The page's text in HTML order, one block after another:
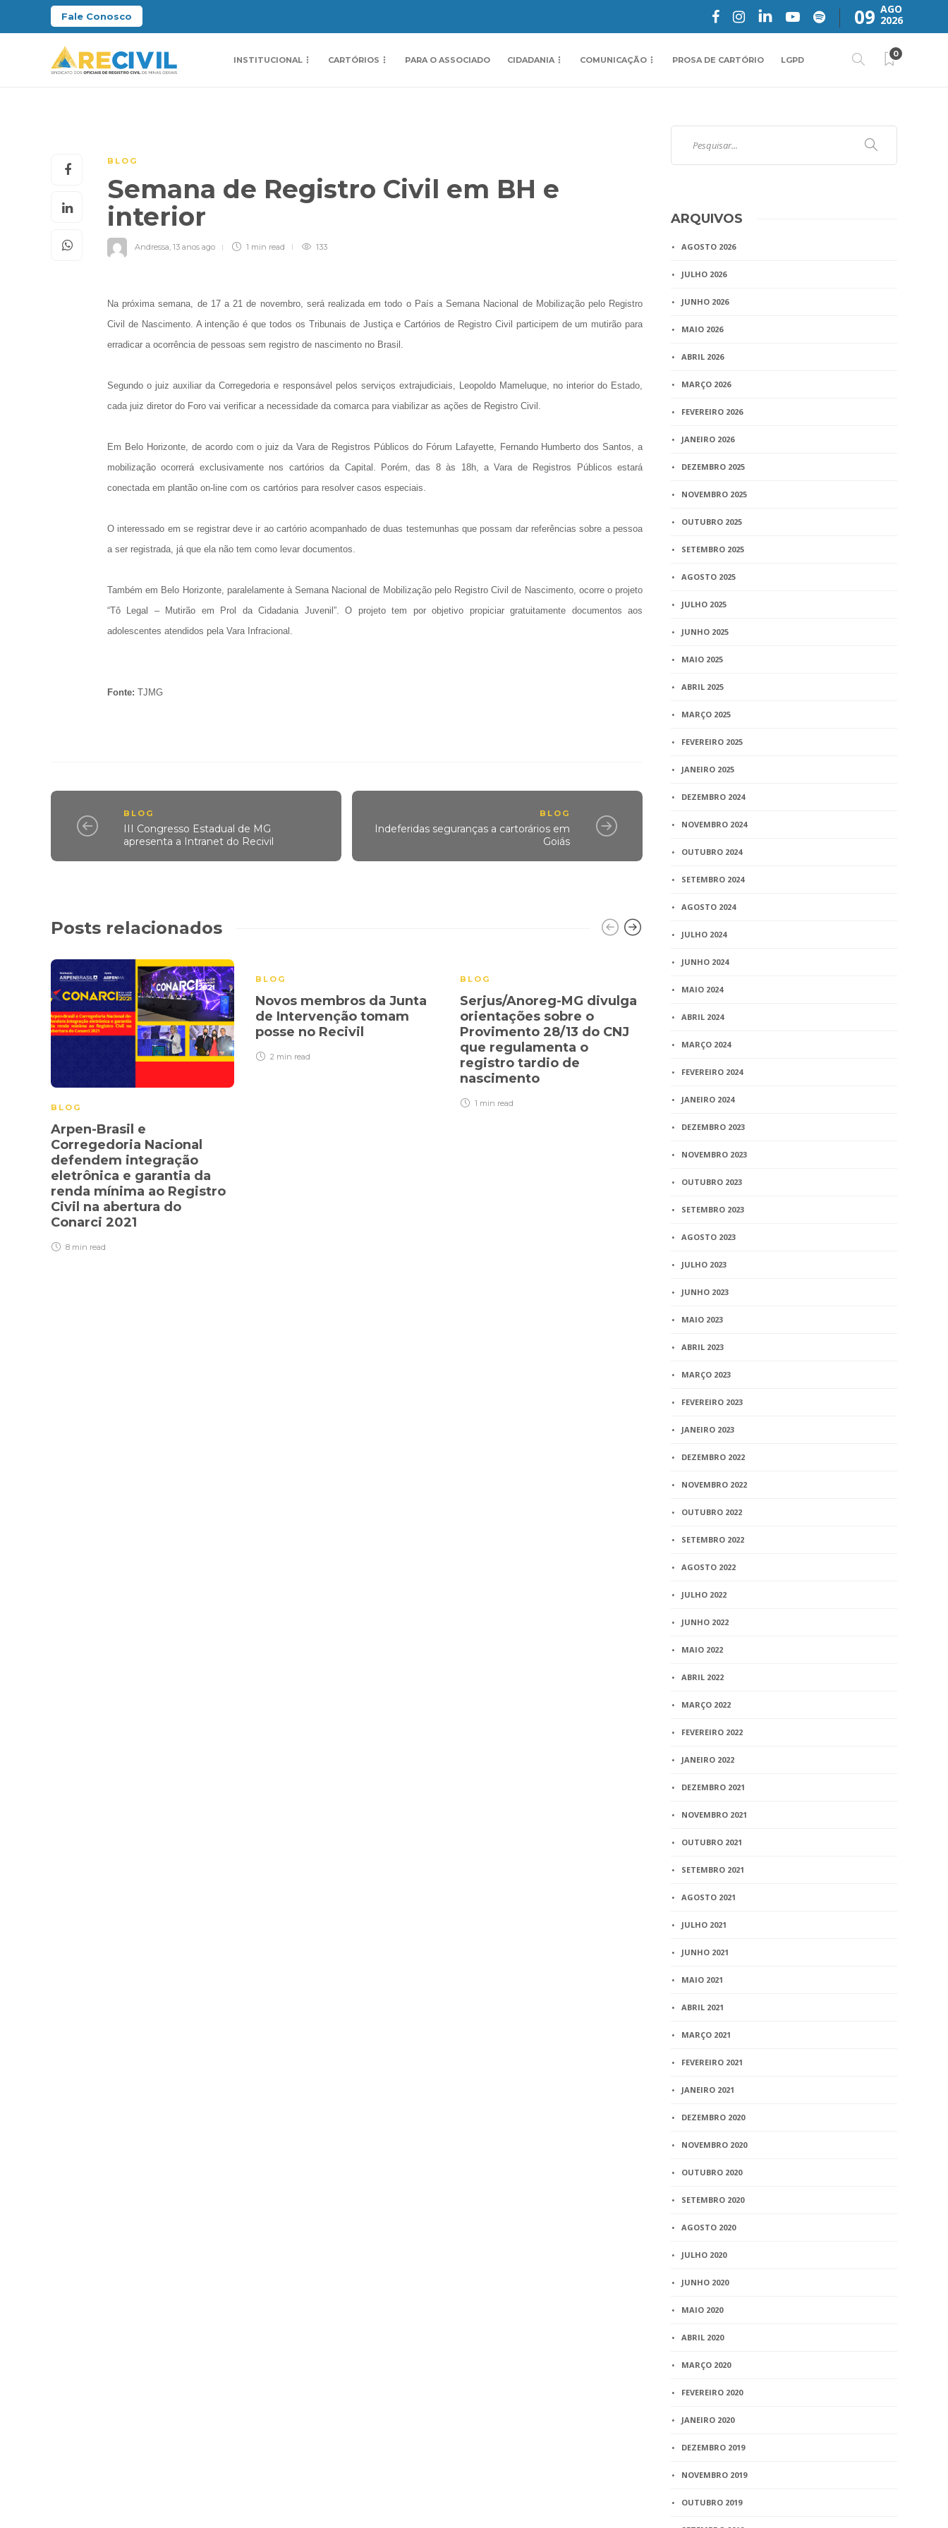
Fale Conosco 09 AGO
2026
INSTITUCIONAL CARTÓRIOS PARA O ASSOCIADO CIDADANIA COMUNICAÇÃO PROSA DE CARTÓRIO LGPD
0
BLOG
Semana de Registro Civil em BH e
interior
Andressa, 13 anos ago 1 min read 133
Na próxima semana, de 17 a 21 de novembro, será realizada em todo o País a Semana Nacional de Mobilização pelo Registro
Civil de Nascimento. A intenção é que todos os Tribunais de Justiça e Cartórios de Registro Civil participem de um mutirão para
erradicar a ocorrência de pessoas sem registro de nascimento no Brasil.
Segundo o juiz auxiliar da Corregedoria e responsável pelos serviços extrajudiciais, Leopoldo Mameluque, no interior do Estado,
cada juiz diretor do Foro vai verificar a necessidade da comarca para viabilizar as ações de Registro Civil.
Em Belo Horizonte, de acordo com o juiz da Vara de Registros Públicos do Fórum Lafayette, Fernando Humberto dos Santos, a
mobilização ocorrerá exclusivamente nos cartórios da Capital. Porém, das 8 às 18h, a Vara de Registros Públicos estará
conectada em plantão on-line com os cartórios para resolver casos especiais.
O interessado em se registrar deve ir ao cartório acompanhado de duas testemunhas que possam dar referências sobre a pessoa
a ser registrada, já que ela não tem como levar documentos.
Também em Belo Horizonte, paralelamente à Semana Nacional de Mobilização pelo Registro Civil de Nascimento, ocorre o projeto
“Tô Legal – Mutirão em Prol da Cidadania Juvenil”. O projeto tem por objetivo propiciar gratuitamente documentos aos
adolescentes atendidos pela Vara Infracional.
Fonte: TJMG
BLOG
III Congresso Estadual de MG
apresenta a Intranet do Recivil
BLOG
Indeferidas seguranças a cartorários em
Goiás
Posts relacionados
BLOG
Arpen-Brasil e
Corregedoria Nacional
defendem integração
eletrônica e garantia da
renda mínima ao Registro
Civil na abertura do
Conarci 2021
8 min read
BLOG
Novos membros da Junta
de Intervenção tomam
posse no Recivil
2 min read
BLOG
Serjus/Anoreg-MG divulga
orientações sobre o
Provimento 28/13 do CNJ
que regulamenta o
registro tardio de
nascimento
1 min read
morte à mãe
dependente de filho
ARQUIVOS
AGOSTO 2026
JULHO 2026
JUNHO 2026
MAIO 2026
ABRIL 2026
MARÇO 2026
FEVEREIRO 2026
JANEIRO 2026
DEZEMBRO 2025
NOVEMBRO 2025
OUTUBRO 2025
SETEMBRO 2025
AGOSTO 2025
JULHO 2025
JUNHO 2025
MAIO 2025
ABRIL 2025
MARÇO 2025
FEVEREIRO 2025
JANEIRO 2025
DEZEMBRO 2024
NOVEMBRO 2024
OUTUBRO 2024
SETEMBRO 2024
AGOSTO 2024
JULHO 2024
JUNHO 2024
MAIO 2024
ABRIL 2024
MARÇO 2024
FEVEREIRO 2024
JANEIRO 2024
DEZEMBRO 2023
NOVEMBRO 2023
OUTUBRO 2023
SETEMBRO 2023
AGOSTO 2023
JULHO 2023
JUNHO 2023
MAIO 2023
ABRIL 2023
MARÇO 2023
FEVEREIRO 2023
JANEIRO 2023
DEZEMBRO 2022
NOVEMBRO 2022
OUTUBRO 2022
SETEMBRO 2022
AGOSTO 2022
JULHO 2022
JUNHO 2022
MAIO 2022
ABRIL 2022
MARÇO 2022
FEVEREIRO 2022
JANEIRO 2022
DEZEMBRO 2021
NOVEMBRO 2021
OUTUBRO 2021
SETEMBRO 2021
AGOSTO 2021
JULHO 2021
JUNHO 2021
MAIO 2021
ABRIL 2021
MARÇO 2021
FEVEREIRO 2021
JANEIRO 2021
DEZEMBRO 2020
NOVEMBRO 2020
OUTUBRO 2020
SETEMBRO 2020
AGOSTO 2020
JULHO 2020
JUNHO 2020
MAIO 2020
ABRIL 2020
MARÇO 2020
FEVEREIRO 2020
JANEIRO 2020
DEZEMBRO 2019
NOVEMBRO 2019
OUTUBRO 2019